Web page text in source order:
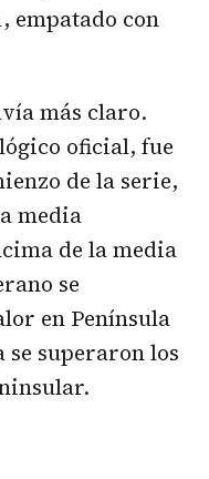
empatado con
más claro.
oficial, fue
de la serie,
media
de la media
se
en Península
se superaron los